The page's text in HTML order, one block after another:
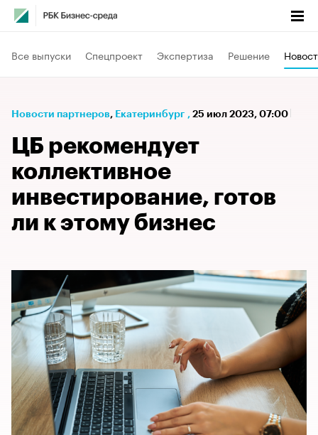
Все выпуски Спецпроект Экспертиза Решение
Новости партнеров⁠, Екатеринбург , 25 июл 2023, 07:00
ЦБ рекомендует
коллективное
инвестирование, готов
ли к этому бизнес